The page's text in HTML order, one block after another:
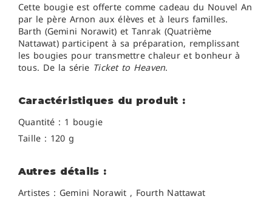
Cette bougie est offerte comme cadeau du Nouvel An
par le père Arnon aux élèves et à leurs familles.
Barth (Gemini Norawit) et Tanrak (Quatrième
Nattawat) participent à sa préparation, remplissant
les bougies pour transmettre chaleur et bonheur à
tous. De la série Ticket to Heaven.
Caractéristiques du produit :
Quantité : 1 bougie
Taille : 120 g
Autres détails :
Artistes : Gemini Norawit , Fourth Nattawat